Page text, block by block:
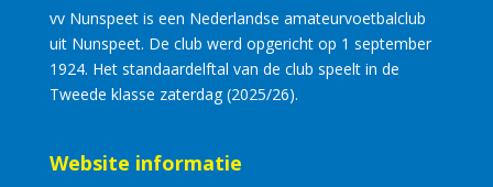
vv Nunspeet is een Nederlandse amateurvoetbalclub
uit Nunspeet. De club werd opgericht op 1 september
1924. Het standaardelftal van de club speelt in de
Tweede klasse zaterdag (2025/26).
Website informatie